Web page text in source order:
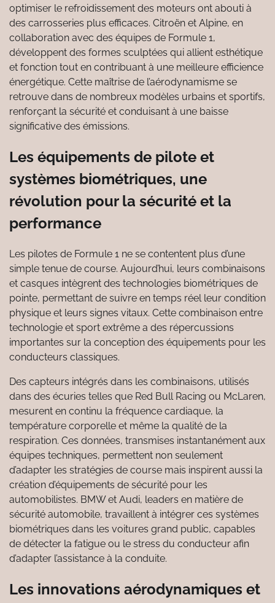
optimiser le refroidissement des moteurs ont abouti à
des carrosseries plus efficaces. Citroën et Alpine, en
collaboration avec des équipes de Formule 1,
développent des formes sculptées qui allient esthétique
et fonction tout en contribuant à une meilleure efficience
énergétique. Cette maîtrise de l’aérodynamisme se
retrouve dans de nombreux modèles urbains et sportifs,
renforçant la sécurité et conduisant à une baisse
significative des émissions.
Les équipements de pilote et
systèmes biométriques, une
révolution pour la sécurité et la
performance
Les pilotes de Formule 1 ne se contentent plus d’une
simple tenue de course. Aujourd’hui, leurs combinaisons
et casques intègrent des technologies biométriques de
pointe, permettant de suivre en temps réel leur condition
physique et leurs signes vitaux. Cette combinaison entre
technologie et sport extrême a des répercussions
importantes sur la conception des équipements pour les
conducteurs classiques.
Des capteurs intégrés dans les combinaisons, utilisés
dans des écuries telles que Red Bull Racing ou McLaren,
mesurent en continu la fréquence cardiaque, la
température corporelle et même la qualité de la
respiration. Ces données, transmises instantanément aux
équipes techniques, permettent non seulement
d’adapter les stratégies de course mais inspirent aussi la
création d’équipements de sécurité pour les
automobilistes. BMW et Audi, leaders en matière de
sécurité automobile, travaillent à intégrer ces systèmes
biométriques dans les voitures grand public, capables
de détecter la fatigue ou le stress du conducteur afin
d’adapter l’assistance à la conduite.
Les innovations aérodynamiques et